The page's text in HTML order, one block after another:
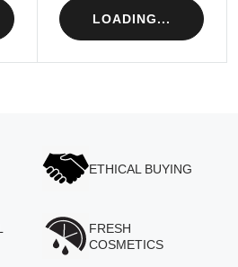
LOADING...
ETHICAL BUYING
FRESH
COSMETICS